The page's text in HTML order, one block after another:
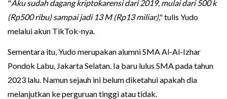
"Aku sudah dagang kriptokarensi dari 2019, mulai dari 500 k
(Rp500 ribu) sampai jadi 13 M (Rp13 miliar)," tulis Yudo
melalui akun TikTok-nya.
Sementara itu, Yudo merupakan alumni SMA Al-Al-Izhar
Pondok Labu, Jakarta Selatan. Ia baru lulus SMA pada tahun
2023 lalu. Namun sejauh ini belum diketahui apakah dia
melanjutkan ke perguruan tinggi atau tidak.